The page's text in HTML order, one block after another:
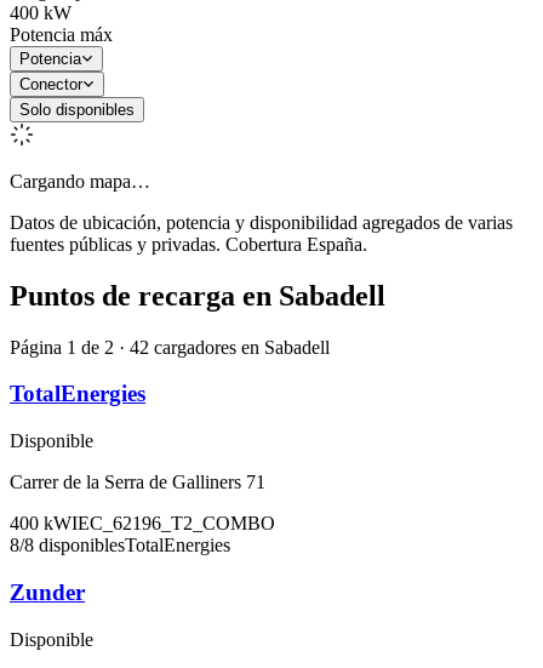
400 kW
Potencia máx
Potencia
Conector
Solo disponibles
Cargando mapa…
Datos de ubicación, potencia y disponibilidad agregados de varias
fuentes públicas y privadas. Cobertura España.
Puntos de recarga en Sabadell
Página 1 de 2 · 42 cargadores en Sabadell
TotalEnergies
Disponible
Carrer de la Serra de Galliners 71
400 kWIEC_62196_T2_COMBO
8/8 disponiblesTotalEnergies
Zunder
Disponible